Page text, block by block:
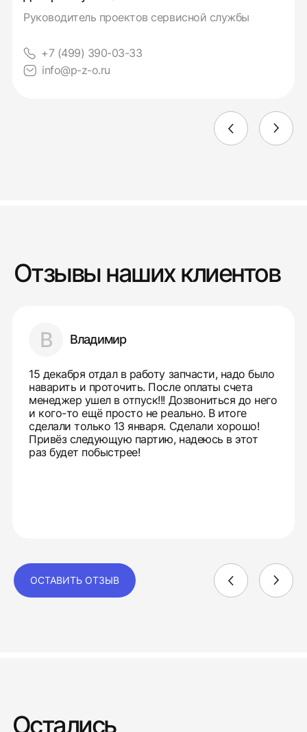
Руководитель проектов сервисной службы
+7 (499) 390-03-33
info@p-z-o.ru
Отзывы наших клиентов
В Владимир
15 декабря отдал в работу запчасти, надо было
наварить и проточить. После оплаты счета
менеджер ушел в отпуск!!! Дозвониться до него
и кого-то ещё просто не реально. В итоге
сделали только 13 января. Сделали хорошо!
Привёз следующую партию, надеюсь в этот
раз будет побыстрее!
ОСТАВИТЬ ОТЗЫВ
Остались